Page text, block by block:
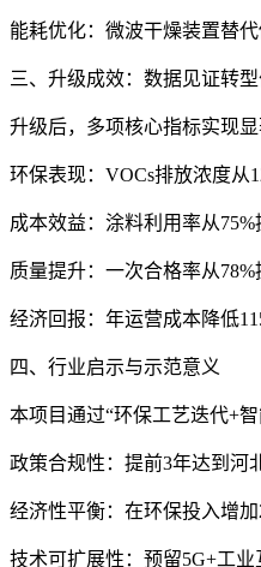
能耗优化：微波干燥装置替
三、升级成效：数据见证转
升级后，多项核心指标实现显
环保表现：VOCs排放浓度从
成本效益：涂料利用率从75%
质量提升：一次合格率从78%
经济回报：年运营成本降低
四、行业启示与示范意义
本项目通过“环保工艺迭代+
政策合规性：提前3年达到河
经济性平衡：在环保投入增
技术可扩展性：预留5G+工